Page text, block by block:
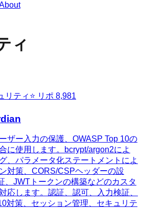
ィ
リティ ⭐ リポ 8,981
ザー入力の保護、OWASP Top 10の
に使用します。bcrypt/argon2によ
、パラメータ化ステートメントによ
対策、CORS/CSPヘッダーの設
、JWTトークンの構築などのカスタ
応します。認証、認可、入力検証、
対策、セッション管理、セキュリテ